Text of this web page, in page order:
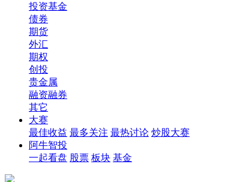
投资基金
债券
期货
外汇
期权
创投
贵金属
融资融券
其它
大赛
最佳收益 最多关注 最热讨论 炒股大赛
阿牛智投
一起看盘 股票 板块 基金